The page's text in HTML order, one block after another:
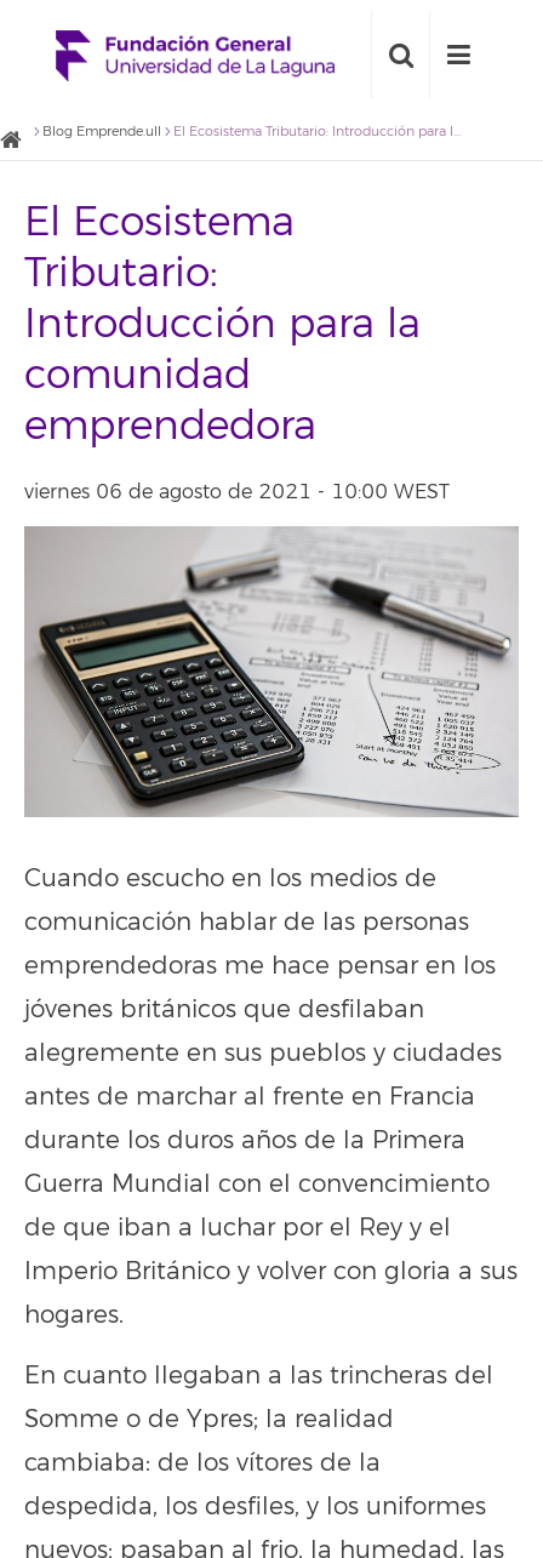
Blog Emprende.ull El Ecosistema Tributario: Introducción para la comunidad emprendedora
El Ecosistema
Tributario:
Introducción para la
comunidad
emprendedora
viernes 06 de agosto de 2021 - 10:00 WEST
Cuando escucho en los medios de
comunicación hablar de las personas
emprendedoras me hace pensar en los
jóvenes británicos que desfilaban
alegremente en sus pueblos y ciudades
antes de marchar al frente en Francia
durante los duros años de la Primera
Guerra Mundial con el convencimiento
de que iban a luchar por el Rey y el
Imperio Británico y volver con gloria a sus
hogares.
En cuanto llegaban a las trincheras del
Somme o de Ypres; la realidad
cambiaba: de los vítores de la
despedida, los desfiles, y los uniformes
nuevos; pasaban al frio, la humedad, las